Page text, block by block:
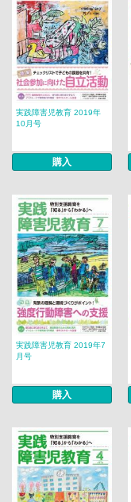
実践障害児教育 2019年
10月号
購入
実践障害児教育 2019年7
月号
購入